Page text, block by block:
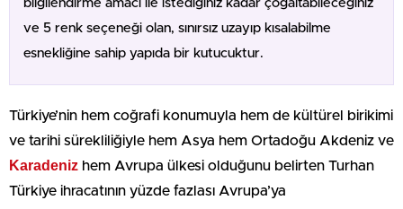
bilgilendirme amacı ile istediğiniz kadar çoğaltabileceğiniz
ve 5 renk seçeneği olan, sınırsız uzayıp kısalabilme
esnekliğine sahip yapıda bir kutucuktur.
Türkiye’nin hem coğrafi konumuyla hem de kültürel birikimi
ve tarihi sürekliliğiyle hem Asya hem Ortadoğu Akdeniz ve
Karadeniz hem Avrupa ülkesi olduğunu belirten Turhan
Türkiye ihracatının yüzde fazlası Avrupa’ya